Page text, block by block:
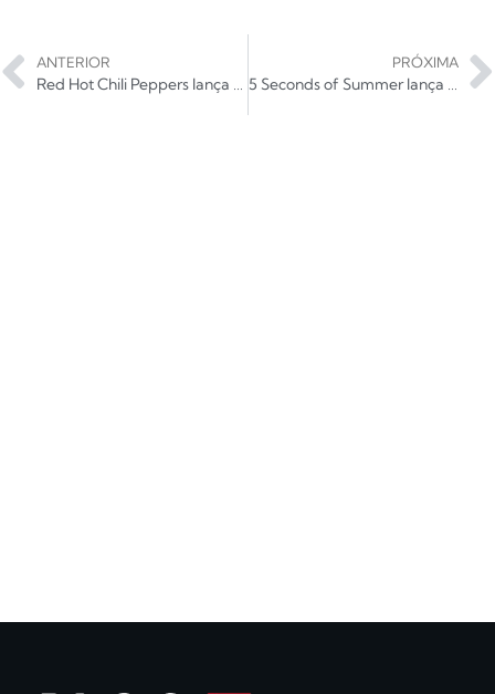
ANTERIOR
Red Hot Chili Peppers lança faixa-tributo a Eddie Van Halen; ouça!
PRÓXIMA
5 Seconds of Summer lança aguardado disco “5SOS5”; ouça!